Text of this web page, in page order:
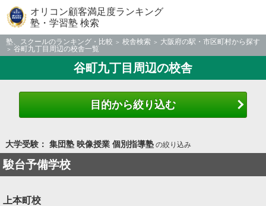
オリコン顧客満足度ランキング
塾・学習塾 検索
塾、スクールのランキング・比較 校舎検索
大阪府の駅・市区町村から探す
谷町九丁目周辺の校舎一覧
谷町九丁目周辺の校舎
目的から絞り込む
大学受験： 集団塾 映像授業 個別指導塾の絞り込み
駿台予備学校
上本町校